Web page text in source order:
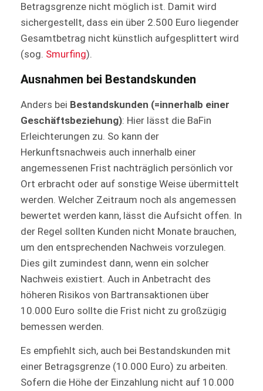
Betragsgrenze nicht möglich ist. Damit wird
sichergestellt, dass ein über 2.500 Euro liegender
Gesamtbetrag nicht künstlich aufgesplittert wird
(sog. Smurfing).
Ausnahmen bei Bestandskunden
Anders bei Bestandskunden (=innerhalb einer
Geschäftsbeziehung): Hier lässt die BaFin
Erleichterungen zu. So kann der
Herkunftsnachweis auch innerhalb einer
angemessenen Frist nachträglich persönlich vor
Ort erbracht oder auf sonstige Weise übermittelt
werden. Welcher Zeitraum noch als angemessen
bewertet werden kann, lässt die Aufsicht offen. In
der Regel sollten Kunden nicht Monate brauchen,
um den entsprechenden Nachweis vorzulegen.
Dies gilt zumindest dann, wenn ein solcher
Nachweis existiert. Auch in Anbetracht des
höheren Risikos von Bartransaktionen über
10.000 Euro sollte die Frist nicht zu großzügig
bemessen werden.
Es empfiehlt sich, auch bei Bestandskunden mit
einer Betragsgrenze (10.000 Euro) zu arbeiten.
So­fern die Höhe der Einzahlung nicht auf 10.000